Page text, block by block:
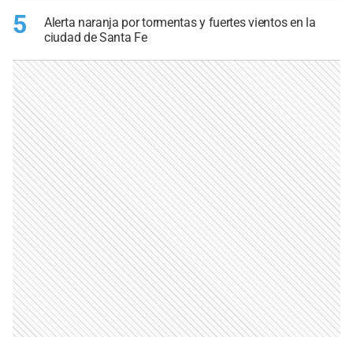
5
Alerta naranja por tormentas y fuertes vientos en la
ciudad de Santa Fe